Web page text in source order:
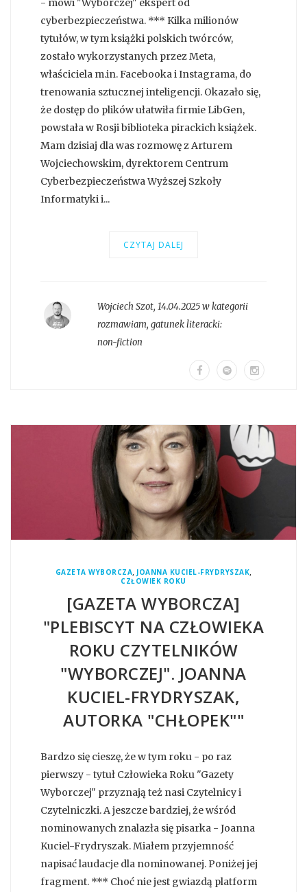
- mówi "Wyborczej" ekspert od
cyberbezpieczeństwa. *** Kilka milionów
tytułów, w tym książki polskich twórców,
zostało wykorzystanych przez Meta,
właściciela m.in. Facebooka i Instagrama, do
trenowania sztucznej inteligencji. Okazało się,
że dostęp do plików ułatwiła firmie LibGen,
powstała w Rosji biblioteka pirackich książek.
Mam dzisiaj dla was rozmowę z Arturem
Wojciechowskim, dyrektorem Centrum
Cyberbezpieczeństwa Wyższej Szkoły
Informatyki i...
CZYTAJ DALEJ
Wojciech Szot, 14.04.2025 w kategorii
rozmawiam, gatunek literacki:
non-fiction
GAZETA WYBORCZA, JOANNA KUCIEL-FRYDRYSZAK,
CZŁOWIEK ROKU
[GAZETA WYBORCZA]
"PLEBISCYT NA CZŁOWIEKA
ROKU CZYTELNIKÓW
"WYBORCZEJ". JOANNA
KUCIEL-FRYDRYSZAK,
AUTORKA "CHŁOPEK""
Bardzo się cieszę, że w tym roku - po raz
pierwszy - tytuł Człowieka Roku "Gazety
Wyborczej" przyznają też nasi Czytelnicy i
Czytelniczki. A jeszcze bardziej, że wśród
nominowanych znalazła się pisarka - Joanna
Kuciel-Frydryszak. Miałem przyjemność
napisać laudacje dla nominowanej. Poniżej jej
fragment. *** Choć nie jest gwiazdą platform